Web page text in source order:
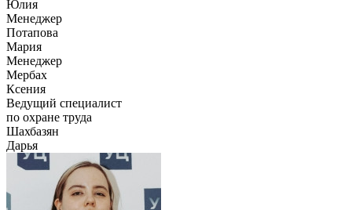
Юлия
Менеджер
Потапова
Мария
Менеджер
Мербах
Ксения
Ведущий специалист
по охране труда
Шахбазян
Дарья